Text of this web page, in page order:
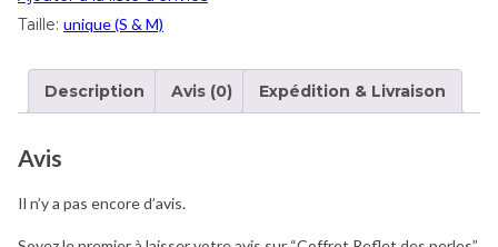
Taille: unique (S & M)
Description Avis (0) Expédition & Livraison
Avis
Il n’y a pas encore d’avis.